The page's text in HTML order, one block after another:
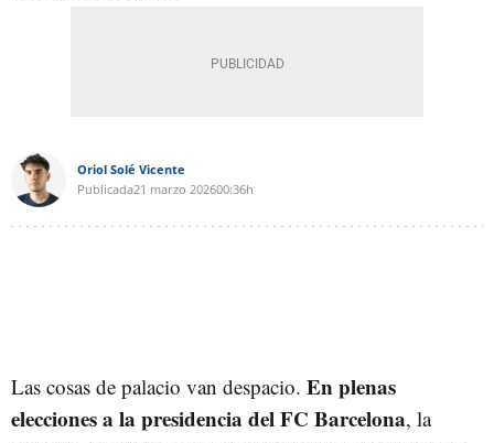
Oriol Solé Vicente
Publicada21 marzo 202600:36h
Las cosas de palacio van despacio. En plenas
elecciones a la presidencia del FC Barcelona, la